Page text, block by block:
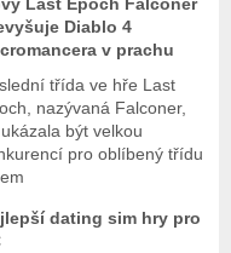
Diablo 4
v prachu
třída ve hře Last
nazývaná Falconer,
být velkou
pro oblíbený třídu
dating sim hry pro